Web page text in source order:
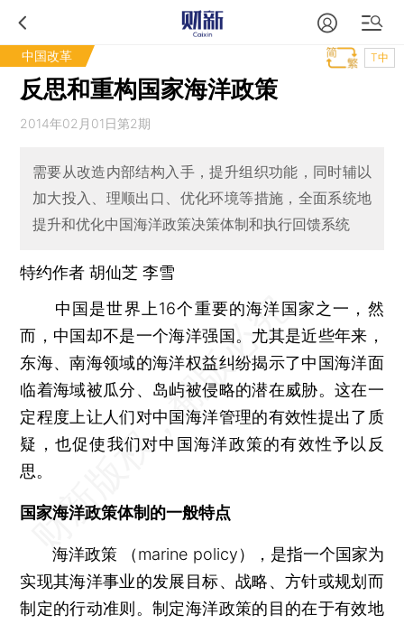
中国改革 T中
反思和重构国家海洋政策
2014年02月01日第2期
需要从改造内部结构入手，提升组织功能，同时辅以
加大投入、理顺出口、优化环境等措施，全面系统地
提升和优化中国海洋政策决策体制和执行回馈系统
特约作者 胡仙芝 李雪
中国是世界上16个重要的海洋国家之一，然
而，中国却不是一个海洋强国。尤其是近些年来，
东海、南海领域的海洋权益纠纷揭示了中国海洋面
临着海域被瓜分、岛屿被侵略的潜在威胁。这在一
定程度上让人们对中国海洋管理的有效性提出了质
疑，也促使我们对中国海洋政策的有效性予以反
思。
国家海洋政策体制的一般特点
海洋政策 （marine policy），是指一个国家为
实现其海洋事业的发展目标、战略、方针或规划而
制定的行动准则。制定海洋政策的目的在于有效地